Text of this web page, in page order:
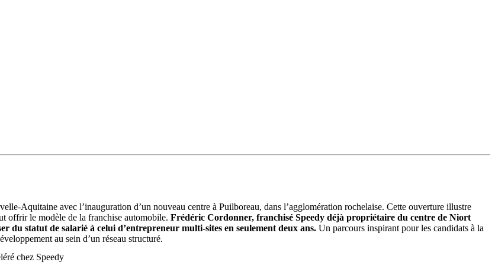
Aquitaine avec l’inauguration d’un nouveau centre à Puilboreau, dans l’agglomération rochelaise. Cette ouverture illustre
offrir le modèle de la franchise automobile. Frédéric Cordonner, franchisé Speedy déjà propriétaire du centre de Niort
du statut de salarié à celui d’entrepreneur multi-sites en seulement deux ans. Un parcours inspirant pour les candidats à la
au sein d’un réseau structuré.
chez Speedy